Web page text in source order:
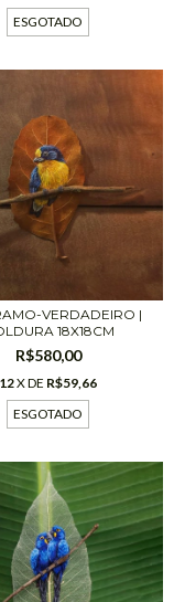
ESGOTADO
VERDADEIRO |
18X18CM
R$580,00
12X DE R$59,66
ESGOTADO